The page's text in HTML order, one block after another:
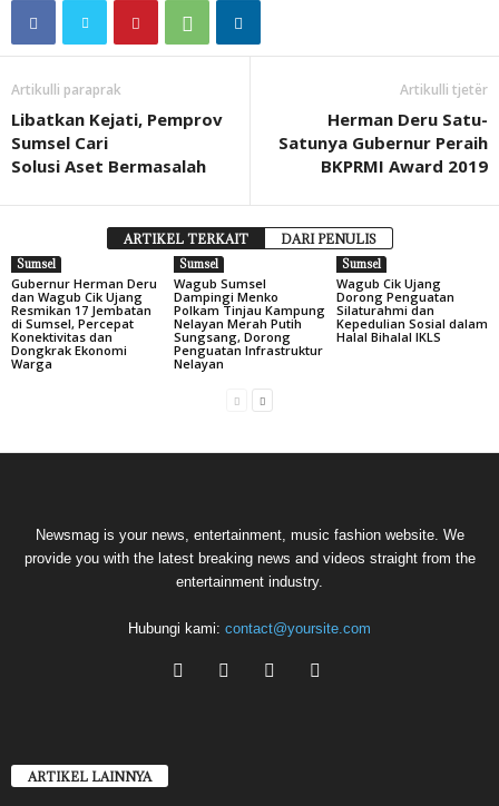
Artikulli paraprak
Libatkan Kejati, Pemprov
Sumsel Cari
Solusi Aset Bermasalah
Artikulli tjetër
Herman Deru Satu-
Satunya Gubernur Peraih
BKPRMI Award 2019
ARTIKEL TERKAIT DARI PENULIS
Sumsel
Gubernur Herman Deru
dan Wagub Cik Ujang
Resmikan 17 Jembatan
di Sumsel, Percepat
Konektivitas dan
Dongkrak Ekonomi
Warga
Sumsel
Wagub Sumsel
Dampingi Menko
Polkam Tinjau Kampung
Nelayan Merah Putih
Sungsang, Dorong
Penguatan Infrastruktur
Nelayan
Sumsel
Wagub Cik Ujang
Dorong Penguatan
Silaturahmi dan
Kepedulian Sosial dalam
Halal Bihalal IKLS
Newsmag is your news, entertainment, music fashion website. We
provide you with the latest breaking news and videos straight from the
entertainment industry.
Hubungi kami: contact@yoursite.com
ARTIKEL LAINNYA